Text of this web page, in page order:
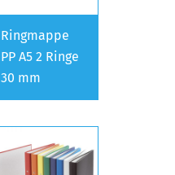
Ringmappe
PP A5 2 Ringe
30 mm